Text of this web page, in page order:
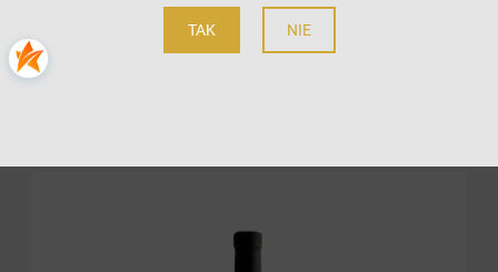
TAK NIE
5.0
Bogarve 1915